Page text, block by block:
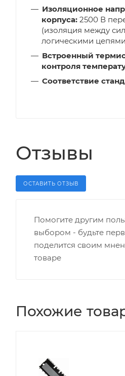
Изоляционное
корпуса: 2500 В
(изоляция между
логическими
Встроенный
контроля
Соответствие
Отзывы
ОСТАВИТЬ ОТЗЫВ
Помогите другим
выбором - будьте
поделится своим
товаре
Похожие